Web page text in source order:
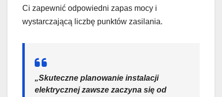
Ci zapewnić odpowiedni zapas mocy i
wystarczającą liczbę punktów zasilania.
„Skuteczne planowanie instalacji
elektrycznejzawsze zaczyna się od